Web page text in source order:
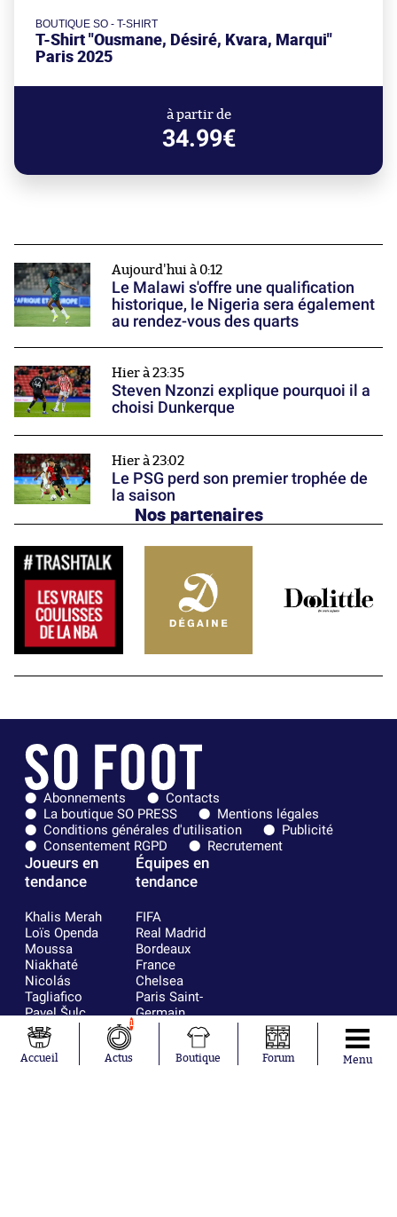
BOUTIQUE SO - T-SHIRT
T-Shirt "Ousmane, Désiré, Kvara, Marqui"
Paris 2025
à partir de
34.99€
Aujourd'hui à 0:12
Le Malawi s'offre une qualification
historique, le Nigeria sera également
au rendez-vous des quarts
Hier à 23:35
Steven Nzonzi explique pourquoi il a
choisi Dunkerque
Hier à 23:02
Le PSG perd son premier trophée de
la saison
Nos partenaires
Abonnements
Contacts
La boutique SO PRESS
Mentions légales
Conditions générales d'utilisation
Publicité
Consentement RGPD
Recrutement
Joueurs en
tendance
Khalis Merah
Loïs Openda
Moussa
Niakhaté
Nicolás
Tagliafico
Pavel Šulc
Gauthier Hein
Lionel Messi
Gonzalo
Équipes en
tendance
FIFA
Real Madrid
Bordeaux
France
Chelsea
Paris Saint-
Germain
Olympique
AC Milan
Accueil
1
Actus Boutique Forum Menu